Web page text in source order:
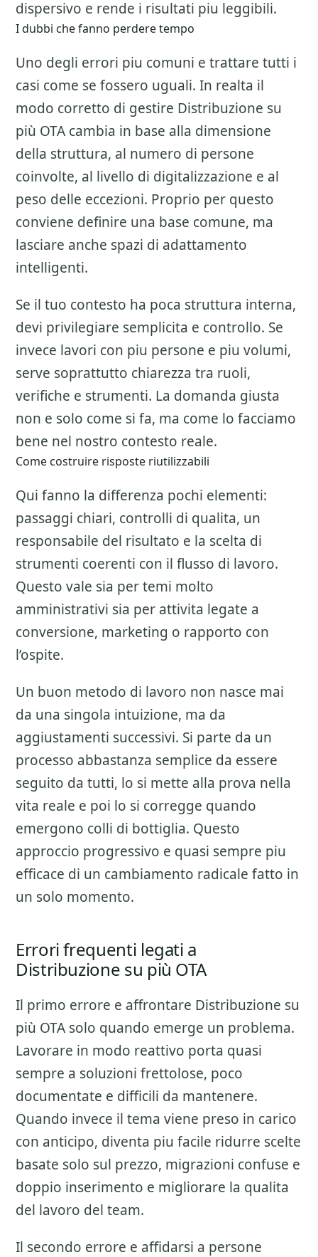
dispersivo e rende i risultati piu leggibili.
I dubbi che fanno perdere tempo
Uno degli errori piu comuni e trattare tutti i
casi come se fossero uguali. In realta il
modo corretto di gestire Distribuzione su
più OTA cambia in base alla dimensione
della struttura, al numero di persone
coinvolte, al livello di digitalizzazione e al
peso delle eccezioni. Proprio per questo
conviene definire una base comune, ma
lasciare anche spazi di adattamento
intelligenti.
Se il tuo contesto ha poca struttura interna,
devi privilegiare semplicita e controllo. Se
invece lavori con piu persone e piu volumi,
serve soprattutto chiarezza tra ruoli,
verifiche e strumenti. La domanda giusta
non e solo come si fa, ma come lo facciamo
bene nel nostro contesto reale.
Come costruire risposte riutilizzabili
Qui fanno la differenza pochi elementi:
passaggi chiari, controlli di qualita, un
responsabile del risultato e la scelta di
strumenti coerenti con il flusso di lavoro.
Questo vale sia per temi molto
amministrativi sia per attivita legate a
conversione, marketing o rapporto con
l’ospite.
Un buon metodo di lavoro non nasce mai
da una singola intuizione, ma da
aggiustamenti successivi. Si parte da un
processo abbastanza semplice da essere
seguito da tutti, lo si mette alla prova nella
vita reale e poi lo si corregge quando
emergono colli di bottiglia. Questo
approccio progressivo e quasi sempre piu
efficace di un cambiamento radicale fatto in
un solo momento.
Errori frequenti legati a
Distribuzione su più OTA
Il primo errore e affrontare Distribuzione su
più OTA solo quando emerge un problema.
Lavorare in modo reattivo porta quasi
sempre a soluzioni frettolose, poco
documentate e difficili da mantenere.
Quando invece il tema viene preso in carico
con anticipo, diventa piu facile ridurre scelte
basate solo sul prezzo, migrazioni confuse e
doppio inserimento e migliorare la qualita
del lavoro del team.
Il secondo errore e affidarsi a persone